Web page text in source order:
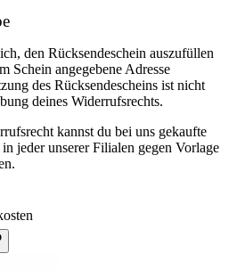
den Rücksendeschein auszufüllen
Schein angegebene Adresse
des Rücksendescheins ist nicht
deines Widerrufsrechts.
kannst du bei uns gekaufte
jeder unserer Filialen gegen Vorlage